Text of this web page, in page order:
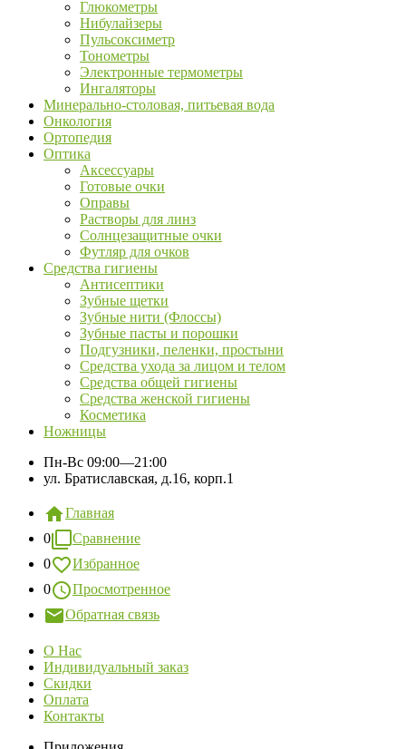
Глюкометры
Нибулайзеры
Пульсоксиметр
Тонометры
Электронные термометры
Ингаляторы
Минерально-столовая, питьевая вода
Онкология
Ортопедия
Оптика
Аксессуары
Готовые очки
Оправы
Растворы для линз
Солнцезащитные очки
Футляр для очков
Средства гигиены
Антисептики
Зубные щетки
Зубные нити (Флоссы)
Зубные пасты и порошки
Подгузники, пеленки, простыни
Средства ухода за лицом и телом
Средства общей гигиены
Средства женской гигиены
Косметика
Ножницы
Пн-Вс 09:00—21:00
ул. Братиславская, д.16, корп.1
Главная
0
Сравнение
0
Избранное
0
Просмотренное
Обратная связь
О Нас
Индивидуальный заказ
Скидки
Оплата
Контакты